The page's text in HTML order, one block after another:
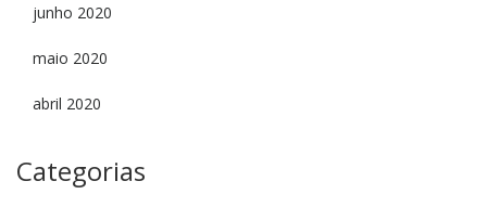
junho 2020
maio 2020
abril 2020
Categorias